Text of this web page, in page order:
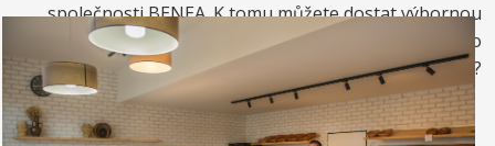
společnosti BENEA. K tomu můžete dostat výbornou
kávou. Nebo si raději dáte zrmzlinový pohár nebo
vynikající točenou zmrzlinu?